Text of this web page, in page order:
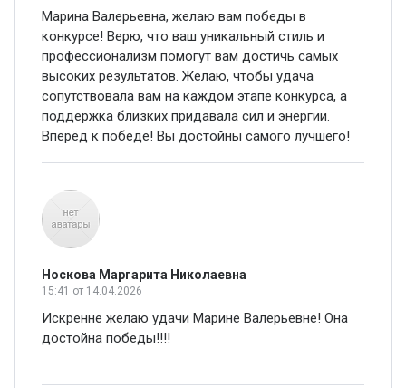
Марина Валерьевна, желаю вам победы в
конкурсе! Верю, что ваш уникальный стиль и
профессионализм помогут вам достичь самых
высоких результатов. Желаю, чтобы удача
сопутствовала вам на каждом этапе конкурса, а
поддержка близких придавала сил и энергии.
Вперёд к победе! Вы достойны самого лучшего!
Носкова Маргарита Николаевна
15:41 от 14.04.2026
Искренне желаю удачи Марине Валерьевне! Она
достойна победы!!!!